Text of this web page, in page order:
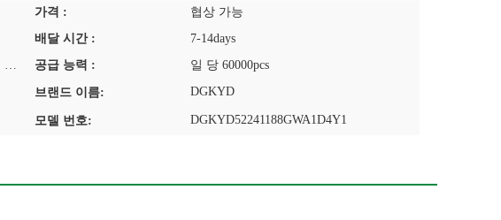
가격 :
협상 가능
배달 시간 :
7-14days
L/C (신용장), 인수 인도, D/P (지급도 조건), 전신환, 웨스턴 유니온, 머니그램 공급 능력 : 일 당 60000pcs
브랜드 이름: DGKYD
모델 번호: DGKYD52241188GWA1D4Y1